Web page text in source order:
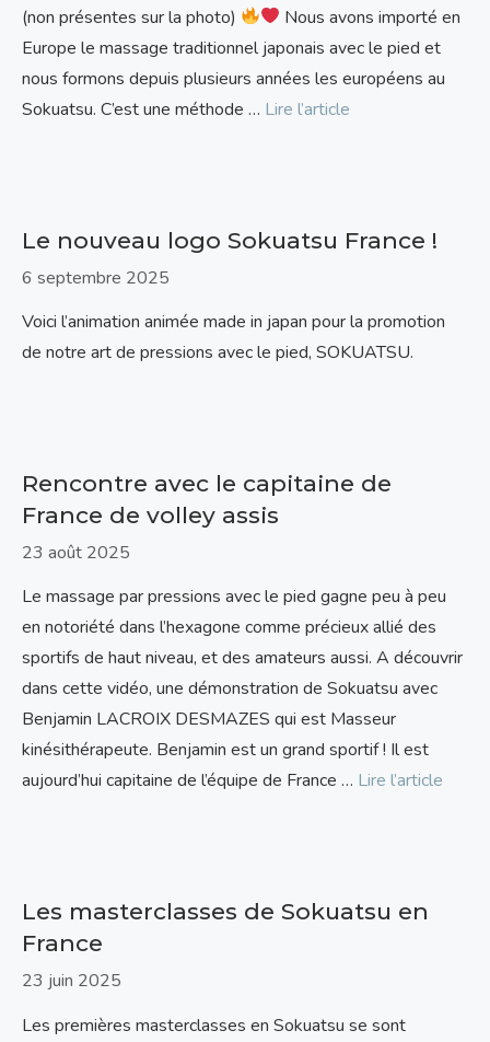
(non présentes sur la photo)
Nous avons importé en
Europe le massage traditionnel japonais avec le pied et
nous formons depuis plusieurs années les européens au
Sokuatsu. C’est une méthode … Lire l’article
Le nouveau logo Sokuatsu France !
6 septembre 2025
Voici l’animation animée made in japan pour la promotion
de notre art de pressions avec le pied, SOKUATSU.
Rencontre avec le capitaine de
France de volley assis
23 août 2025
Le massage par pressions avec le pied gagne peu à peu
en notoriété dans l’hexagone comme précieux allié des
sportifs de haut niveau, et des amateurs aussi. A découvrir
dans cette vidéo, une démonstration de Sokuatsu avec
Benjamin LACROIX DESMAZES qui est Masseur
kinésithérapeute. Benjamin est un grand sportif ! Il est
aujourd’hui capitaine de l’équipe de France … Lire l’article
Les masterclasses de Sokuatsu en
France
23 juin 2025
Les premières masterclasses en Sokuatsu se sont